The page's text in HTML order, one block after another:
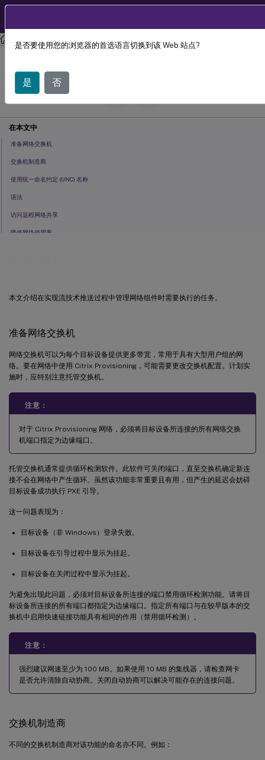
Citrix Provisioning Citrix Provisioning 2212
本文介绍在实现流技术推送过程中管理网络组件时需要执行的任务。
准备网络交换机
网络交换机可以为每个目标设备提供更多带宽，常用于具有大型用户组的网
络。要在网络中使用 Citrix Provisioning，可能需要更改交换机配置。计划实
施时，应特别注意托管交换机。
注意：
对于 Citrix Provisioning 网络，必须将目标设备所连接的所有网络交换
机端口指定为边缘端口。
托管交换机通常提供循环检测软件。此软件可关闭端口，直至交换机确定新连
接不会在网络中产生循环。虽然该功能非常重要且有用，但产生的延迟会妨碍
目标设备成功执行 PXE 引导。
这一问题表现为：
目标设备（非 Windows）登录失败。
目标设备在引导过程中显示为挂起。
目标设备在关闭过程中显示为挂起。
为避免出现此问题，必须对目标设备所连接的端口禁用循环检测功能。请将目
标设备所连接的所有端口都指定为边缘端口。指定所有端口与在较早版本的交
换机中启用快速链接功能具有相同的作用（禁用循环检测）。
注意：
强烈建议网速至少为 100 MB。如果使用 10 MB 的集线器，请检查网卡
是否允许清除自动协商。关闭自动协商可以解决可能存在的连接问题。
交换机制造商
不同的交换机制造商对该功能的命名亦不同。例如：
网络组件
July 29, 2024
C
在本文中
准备网络交换机
交换机制造商
使用统一命名约定 (UNC) 名称
语法
访问远程网络共享
降低网络使用率
配置事件日志
管理漫游用户配置文件
配置漫游用户配置文件
对漫游用户配置文件配置文件夹重定向
禁用脱机文件夹
通过路由器引导
配置 DHCP
为 PXE 配置 Provisioning Services
管理多个网络接口卡 (NIC)
NIC 故障转移
更新 NIC 驱动程序
在目标设备上升级 NIC 驱动程序
在 Provisioning 服务器上升级 NIC 驱动程序
是否要使用您的浏览器的首选语言切换到该 Web 站点?
是 否